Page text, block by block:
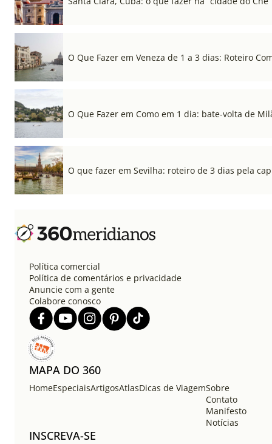
O Que Fazer em Veneza de 1 a 3 dias: Roteiro
O Que Fazer em Como em 1 dia: bate-volta de
O que fazer em Sevilha: roteiro de 3 dias pela
Política comercial
Política de comentários e privacidade
Anuncie com a gente
Colabore conosco
MAPA DO 360
HomeEspeciaisArtigosAtlasDicas de ViagemSobre
Contato
Manifesto
Notícias
INSCREVA-SE